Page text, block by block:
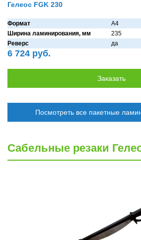
Гелеос FGK 230
Формат
A4
Ширина ламинирования, мм
235
Реверс
дa
6 724 руб.
Посмотреть все пакетные
Сабельные резаки